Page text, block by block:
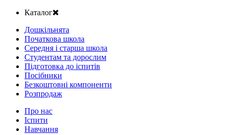
Каталог
Дошкільнята
Початкова школа
Середня і старша школа
Студентам та дорослим
Підготовка до іспитів
Посібники
Безкоштовні компоненти
Розпродаж
Про нас
Іспити
Навчання